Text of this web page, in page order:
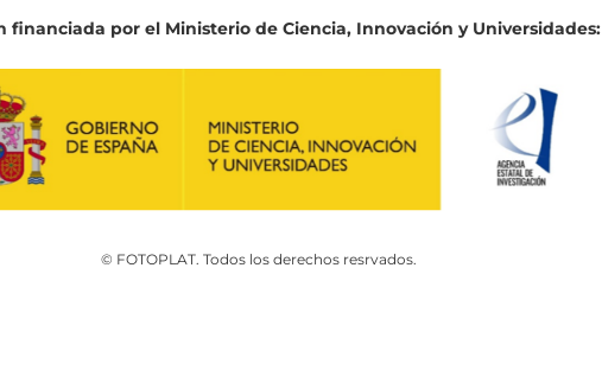
financiada por el Ministerio de Ciencia, Innovación y Universidades:
© FOTOPLAT. Todos los derechos resrvados.